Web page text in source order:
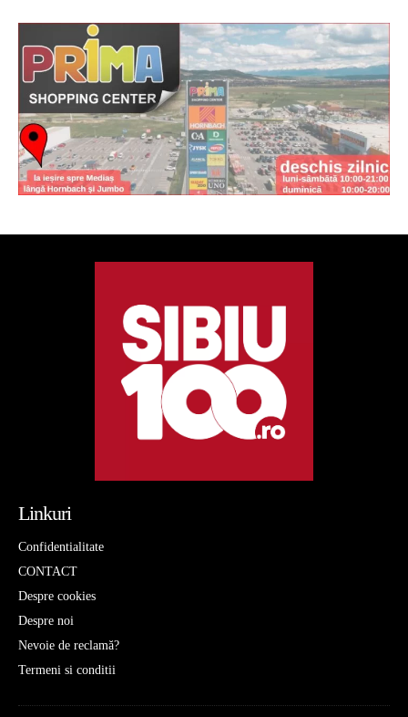
Linkuri
Confidentialitate
CONTACT
Despre cookies
Despre noi
Nevoie de reclamă?
Termeni si conditii